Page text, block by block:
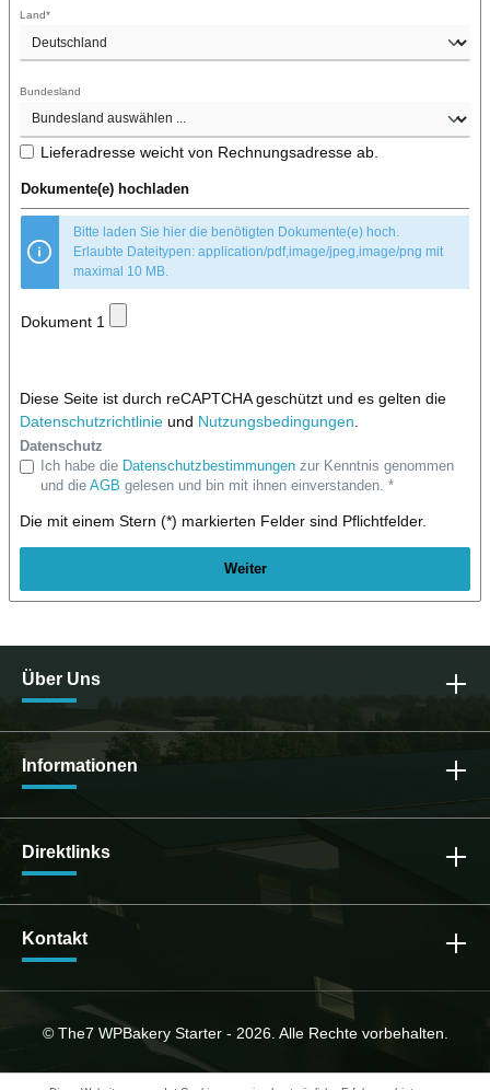
Land*
Bundesland
Lieferadresse weicht von Rechnungsadresse ab.
Dokumente(e) hochladen
Bitte laden Sie hier die benötigten Dokumente(e) hoch.
Erlaubte Dateitypen: application/pdf,image/jpeg,image/png mit
maximal 10 MB.
Dokument 1
Diese Seite ist durch reCAPTCHA geschützt und es gelten die
Datenschutzrichtlinie und Nutzungsbedingungen
Datenschutz
Ich habe die Datenschutzbestimmungen zur Kenntnis genommen
und dieAGB gelesen und bin mit ihnen einverstanden. *
Die mit einem Stern (*) markierten Felder sind Pflichtfelder.
Weiter
Über Uns
Informationen
Direktlinks
Kontakt
© The7 WPBakery Starter - 2026. Alle Rechte vorbehalten.